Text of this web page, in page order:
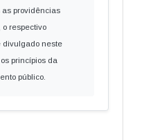
as providências
respectivo
divulgado neste
princípios da
público.